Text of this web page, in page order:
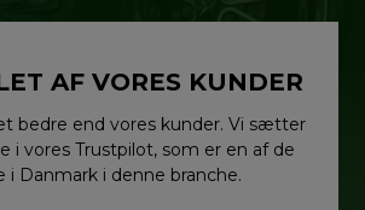
AF VORES KUNDER
bedre end vores kunder. Vi sætter
i vores Trustpilot, som er en af de
i Danmark i denne branche.